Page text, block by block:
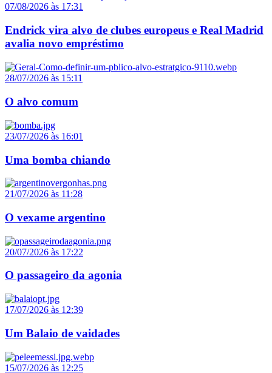
07/08/2026 às 17:31
Endrick vira alvo de clubes europeus e Real Madrid
avalia novo empréstimo
28/07/2026 às 15:11
O alvo comum
23/07/2026 às 16:01
Uma bomba chiando
21/07/2026 às 11:28
O vexame argentino
20/07/2026 às 17:22
O passageiro da agonia
17/07/2026 às 12:39
Um Balaio de vaidades
15/07/2026 às 12:25